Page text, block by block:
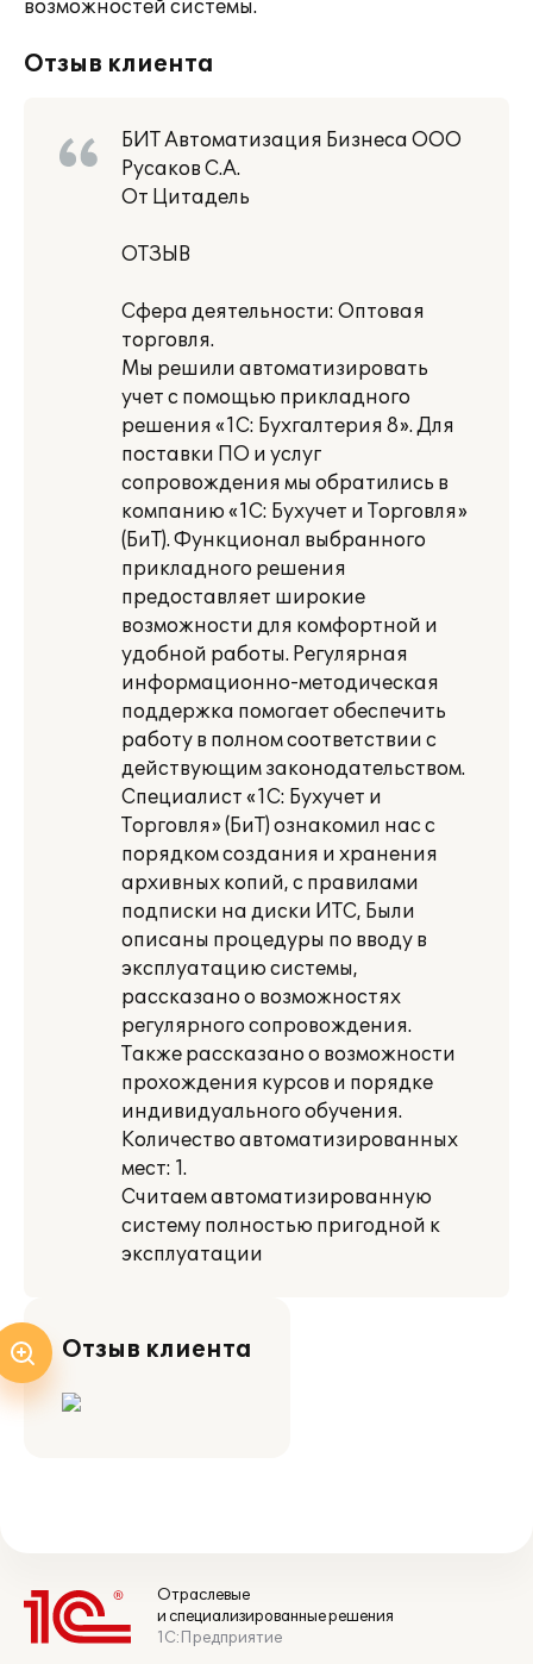
возможностей системы.
Отзыв клиента
БИТ Автоматизация Бизнеса ООО
Русаков С.А.
От Цитадель
ОТЗЫВ
Сфера деятельности: Оптовая
торговля.
Мы решили автоматизировать
учет с помощью прикладного
решения «1С: Бухгалтерия 8». Для
поставки ПО и услуг
сопровождения мы обратились в
компанию «1С: Бухучет и Торговля»
(БиТ). Функционал выбранного
прикладного решения
предоставляет широкие
возможности для комфортной и
удобной работы. Регулярная
информационно-методическая
поддержка помогает обеспечить
работу в полном соответствии с
действующим законодательством.
Специалист «1С: Бухучет и
Торговля» (БиТ) ознакомил нас с
порядком создания и хранения
архивных копий, с правилами
подписки на диски ИТС, Были
описаны процедуры по вводу в
эксплуатацию системы,
рассказано о возможностях
регулярного сопровождения.
Также рассказано о возможности
прохождения курсов и порядке
индивидуального обучения.
Количество автоматизированных
мест: 1.
Считаем автоматизированную
систему полностью пригодной к
эксплуатации
Отзыв клиента
Отраслевые
и специализированные решения
1С:Предприятие